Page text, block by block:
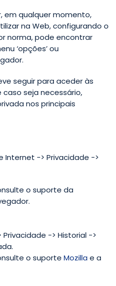
em qualquer momento,
na Web, configurando o
norma, pode encontrar
‘opções’ ou
seguir para aceder às
seja necessário,
nos principais
Internet -> Privacidade ->
o suporte da
-> Historial ->
o suporte Mozillae a